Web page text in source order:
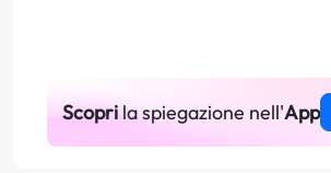
Scoprila spiegazione nell'App